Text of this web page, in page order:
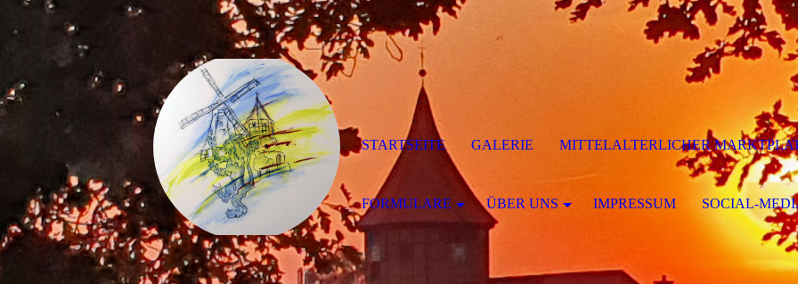
STARTSEITE GALERIE MITTELALTERLICHER
FORMULARE ÜBER UNS IMPRESSUM SOCIAL-